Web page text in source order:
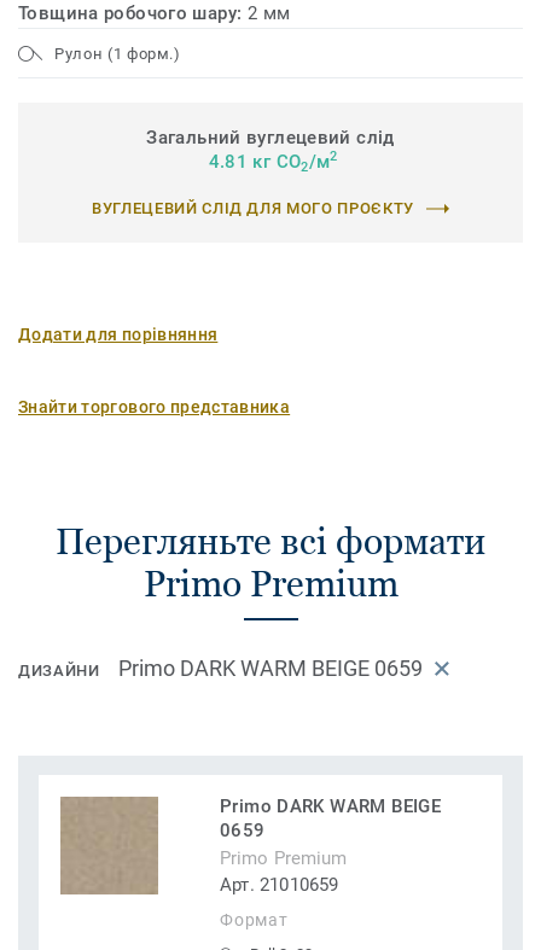
Товщина робочого шару: 2 мм
Рулон (1 форм.)
Загальний вуглецевий слід
4.81 кг CO2/м2
ВУГЛЕЦЕВИЙ СЛІД ДЛЯ МОГО ПРОЄКТУ
Додати для порівняння
Знайти торгового представника
Перегляньте всі формати
Primo Premium
ДИЗАЙНИ Primo DARK WARM BEIGE 0659
Primo DARK WARM BEIGE
0659
Primo Premium
Арт. 21010659
Формат